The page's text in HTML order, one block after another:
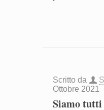
Scritto da
Ottobre 2021
Siamo